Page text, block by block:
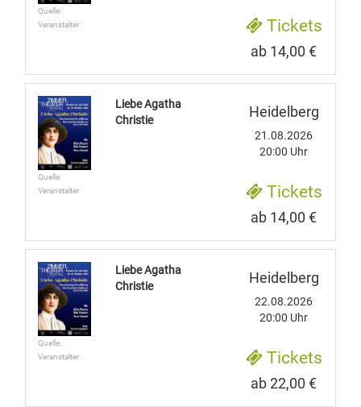
Quelle:
Veranstalter
Tickets
ab 14,00 €
Quelle:
Veranstalter
Liebe Agatha
Christie
Heidelberg
21.08.2026
20:00 Uhr
Tickets
ab 14,00 €
Quelle:
Veranstalter
Liebe Agatha
Christie
Heidelberg
22.08.2026
20:00 Uhr
Tickets
ab 22,00 €